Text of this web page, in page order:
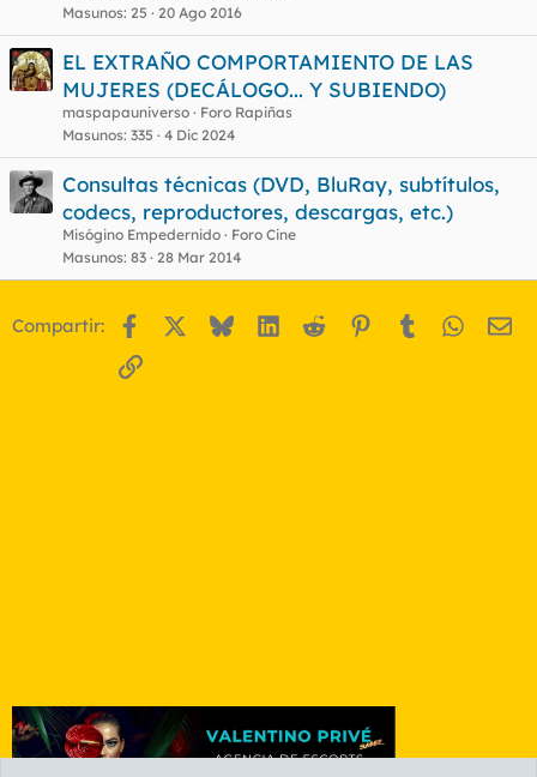
Masunos 25 20 Ago 2016
EL EXTRAÑO COMPORTAMIENTO DE LAS
MUJERES (DECÁLOGO... Y SUBIENDO)
maspapauniverso
Foro Rapiñas
Masunos 335 4 Dic 2024
Consultas técnicas (DVD, BluRay, subtítulos,
codecs, reproductores, descargas, etc.)
Misógino Empedernido
Foro Cine
Masunos 83 28 Mar 2014
Compartir: Facebook BlueskyLinkedIn
Reddit Pinterest
Tumblr
Enlace